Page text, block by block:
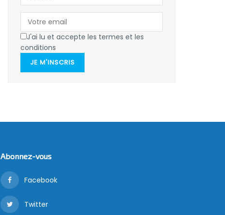
J'ai lu et accepte les termes et les
conditions
JE M'INSCRIS
Abonnez-vous
Facebook
Twitter